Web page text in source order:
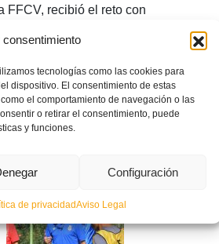
consentimiento
tecnologías como las cookies para
dispositivo. El consentimiento de estas
el comportamiento de navegación o las
o retirar el consentimiento, puede
y funciones.
Configuración
de privacidadAviso Legal
FFCV, recibió el reto con
de la Escuela, puso rumbo a
Formación y
de primaria a los que habían
antes a este deporte, y
su formación porque